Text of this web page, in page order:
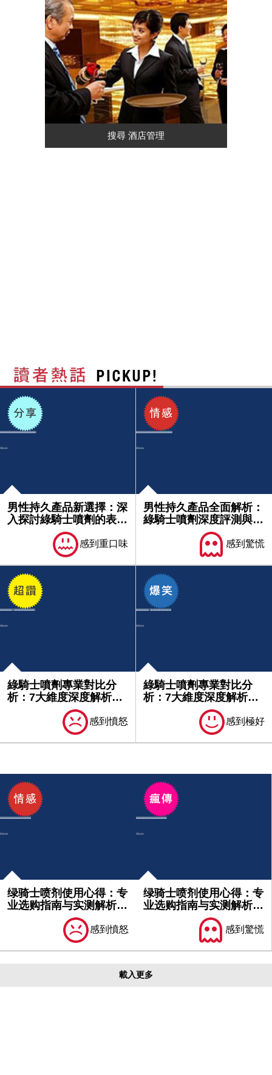
男性持久產品新選擇：深
入探討綠騎士噴劑的表現
感到重口味
男性持久產品全面解析：
綠騎士噴劑深度評測與使
感到驚慌
綠騎士噴劑專業對比分
析：7大維度深度解析產
感到憤怒
綠騎士噴劑專業對比分
析：7大維度深度解析產
感到極好
绿骑士喷剂使用心得：专
业选购指南与实测解析｜
感到憤怒
绿骑士喷剂使用心得：专
业选购指南与实测解析｜
感到驚慌
載入更多